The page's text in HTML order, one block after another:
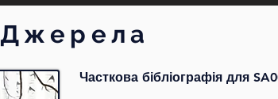
Джерела
Часткова бібліографія для